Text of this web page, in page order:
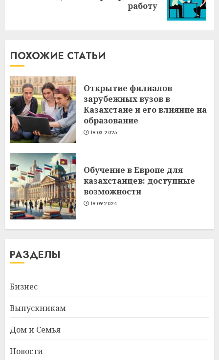
работу
ПОХОЖИЕ СТАТЬИ
Открытие филиалов
зарубежных вузов в
Казахстане и его влияние на
образование
19.03.2025
Обучение в Европе для
казахстанцев: доступные
возможности
19.09.2024
РАЗДЕЛЫ
Бизнес
Выпускникам
Дом и Семья
Новости